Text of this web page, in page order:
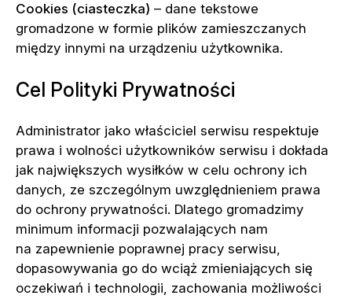
Cookies (ciasteczka) – dane tekstowe
gromadzone w formie plików zamieszczanych
między innymi na urządzeniu użytkownika.
Cel Polityki Prywatności
Administrator jako właściciel serwisu respektuje
prawa i wolności użytkowników serwisu i dokłada
jak największych wysiłków w celu ochrony ich
danych, ze szczególnym uwzględnieniem prawa
do ochrony prywatności. Dlatego gromadzimy
minimum informacji pozwalających nam
na zapewnienie poprawnej pracy serwisu,
dopasowywania go do wciąż zmieniających się
oczekiwań i technologii, zachowania możliwości